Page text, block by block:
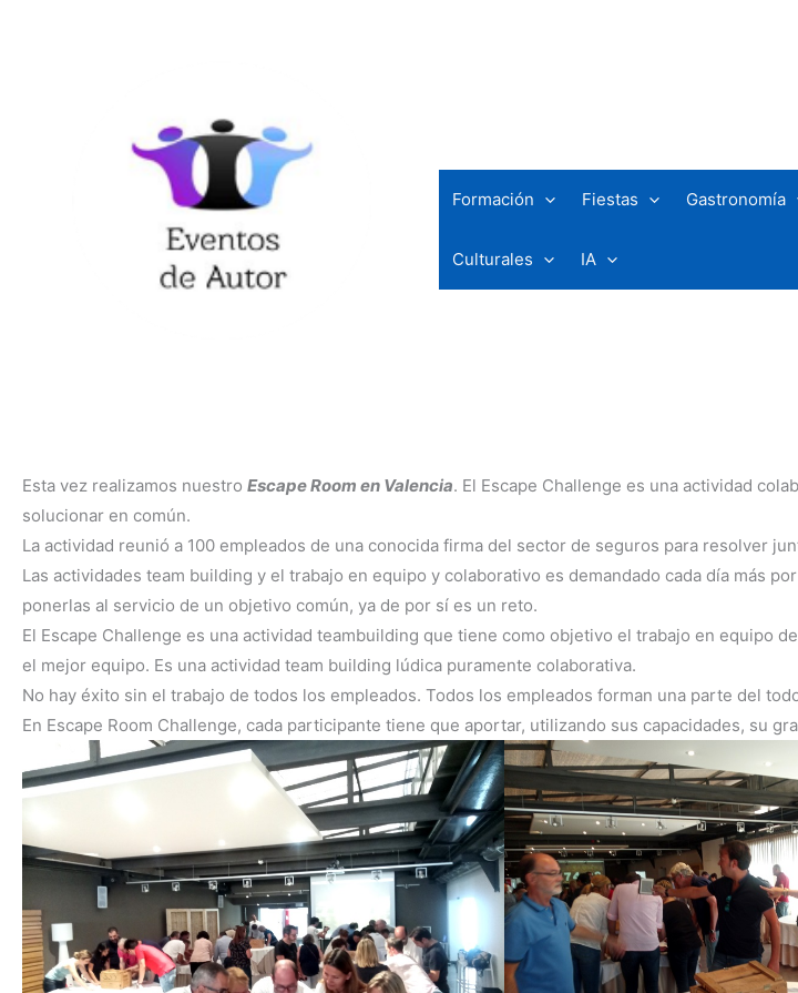
Formación Fiestas Gastronomía
Culturales IA
Esta vez realizamos nuestro Escape Room en Valencia. El Escape Challenge es una actividad
solucionar en común.
La actividad reunió a 100 empleados de una conocida firma del sector de seguros para resolver
Las actividades team building y el trabajo en equipo y colaborativo es demandado cada día más
ponerlas al servicio de un objetivo común, ya de por sí es un reto.
El Escape Challenge es una actividad teambuilding que tiene como objetivo el trabajo en equipo
el mejor equipo. Es una actividad team building lúdica puramente colaborativa.
No hay éxito sin el trabajo de todos los empleados. Todos los empleados forman una parte del
En Escape Room Challenge, cada participante tiene que aportar, utilizando sus capacidades, su